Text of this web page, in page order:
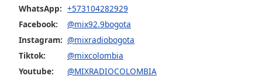
WhatsApp: +573104282929
Facebook:
@mix92.9bogota
Instagram: @mixradiobogota
Tiktok:
@mixcolombia
Youtube:
@MIXRADIOCOLOMBIA